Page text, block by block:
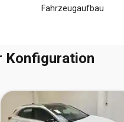
Fahrzeugaufbau
Konfiguration